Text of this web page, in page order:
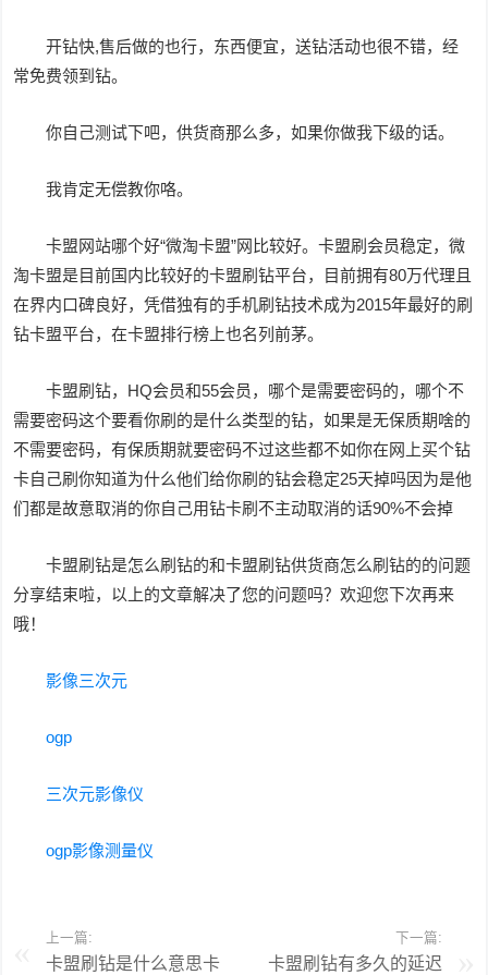
开钻快,售后做的也行，东西便宜，送钻活动也很不错，经
常免费领到钻。
你自己测试下吧，供货商那么多，如果你做我下级的话。
我肯定无偿教你咯。
卡盟网站哪个好“微淘卡盟”网比较好。卡盟刷会员稳定，微
淘卡盟是目前国内比较好的卡盟刷钻平台，目前拥有80万代理且
在界内口碑良好，凭借独有的手机刷钻技术成为2015年最好的刷
钻卡盟平台，在卡盟排行榜上也名列前茅。
卡盟刷钻，HQ会员和55会员，哪个是需要密码的，哪个不
需要密码这个要看你刷的是什么类型的钻，如果是无保质期啥的
不需要密码，有保质期就要密码不过这些都不如你在网上买个钻
卡自己刷你知道为什么他们给你刷的钻会稳定25天掉吗因为是他
们都是故意取消的你自己用钻卡刷不主动取消的话90%不会掉
卡盟刷钻是怎么刷钻的和卡盟刷钻供货商怎么刷钻的的问题
分享结束啦，以上的文章解决了您的问题吗？欢迎您下次再来
哦！
影像三次元
ogp
三次元影像仪
ogp影像测量仪
上一篇:
卡盟刷钻是什么意思卡
下一篇:
卡盟刷钻有多久的延迟